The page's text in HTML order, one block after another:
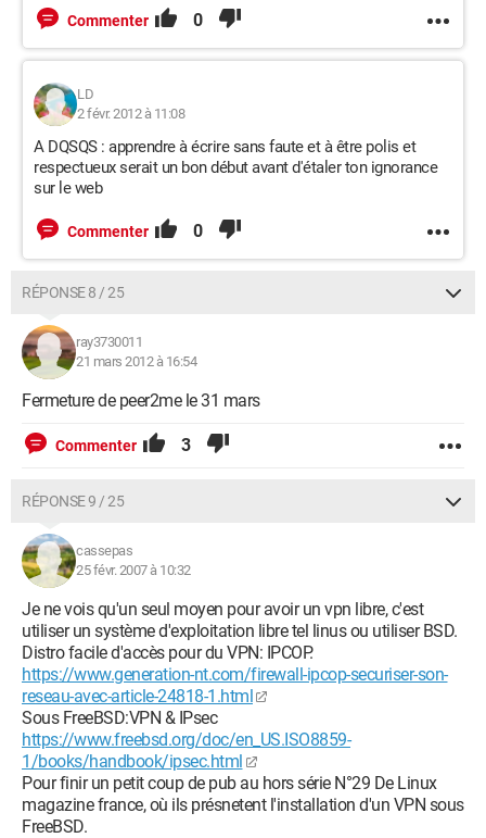
Commenter 0
LD
2 févr. 2012 à 11:08
A DQSQS : apprendre à écrire sans faute et à être polis et
respectueux serait un bon début avant d'étaler ton ignorance
sur le web
Commenter 0
RÉPONSE 8 / 25
ray3730011
21 mars 2012 à 16:54
Fermeture de peer2me le 31 mars
Commenter 3
RÉPONSE 9 / 25
cassepas
25 févr. 2007 à 10:32
Je ne vois qu'un seul moyen pour avoir un vpn libre, c'est
utiliser un système d'exploitation libre tel linus ou utiliser BSD.
Distro facile d'accès pour du VPN: IPCOP.
https://www.generation-nt.com/firewall-ipcop-securiser-son-
reseau-avec-article-24818-1.html
Sous FreeBSD:VPN & IPsec
https://www.freebsd.org/doc/en_US.ISO8859-
1/books/handbook/ipsec.html
Pour finir un petit coup de pub au hors série N°29 De Linux
magazine france, où ils présnetent l'installation d'un VPN sous
FreeBSD.